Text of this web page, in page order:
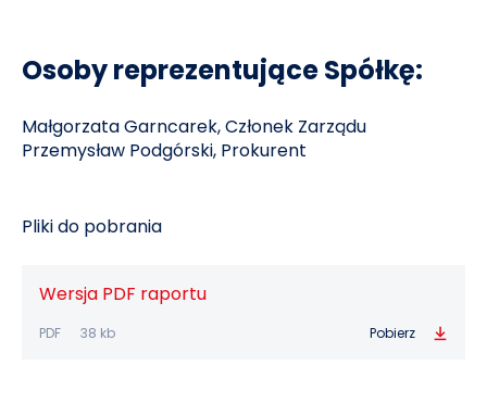
Osoby reprezentujące Spółkę:
Małgorzata Garncarek, Członek Zarządu
Przemysław Podgórski, Prokurent
Pliki do pobrania
Wersja PDF raportu
PDF 38 kb Pobierz